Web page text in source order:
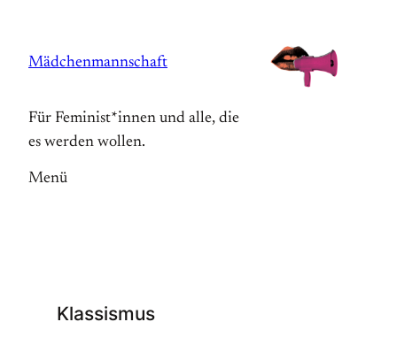
springen
Mädchenmannschaft
Für Feminist*innen und alle, die
es werden wollen.
Menü
Klassismus